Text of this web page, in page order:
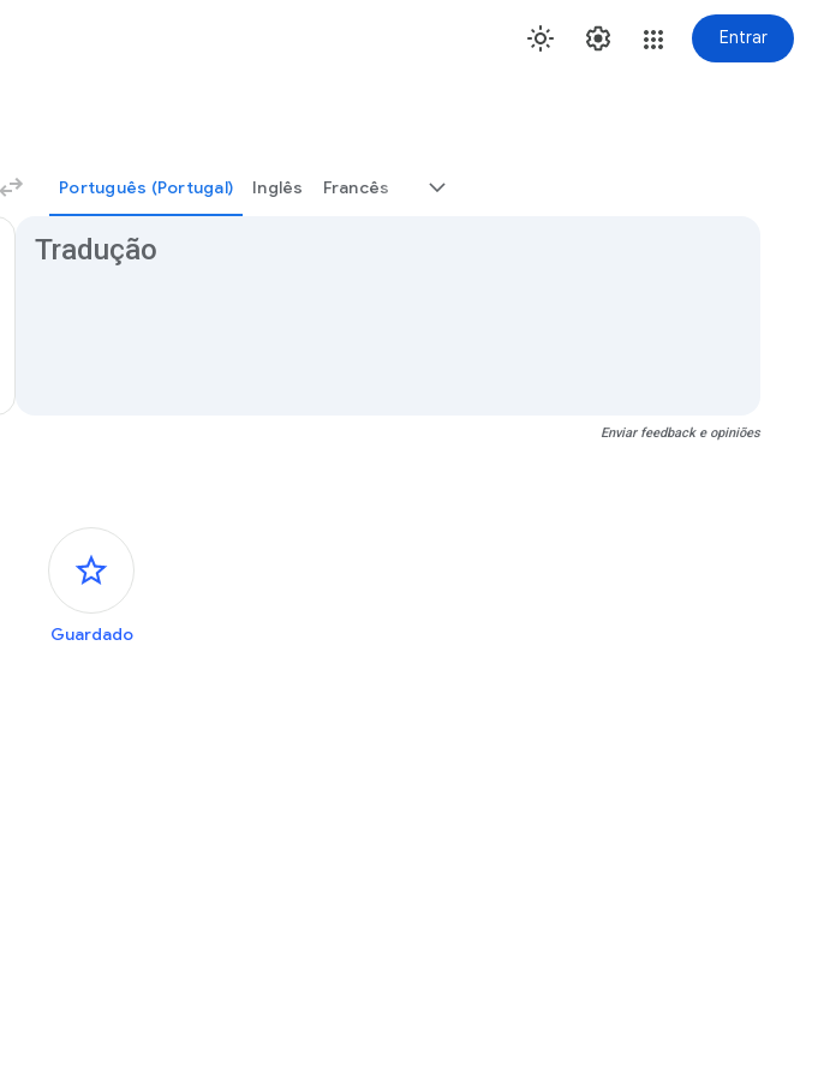
Entrar
Português (Portugal) Inglês Francês
Tradução
Enviar feedback e opiniões
Painéis laterais
Guardado